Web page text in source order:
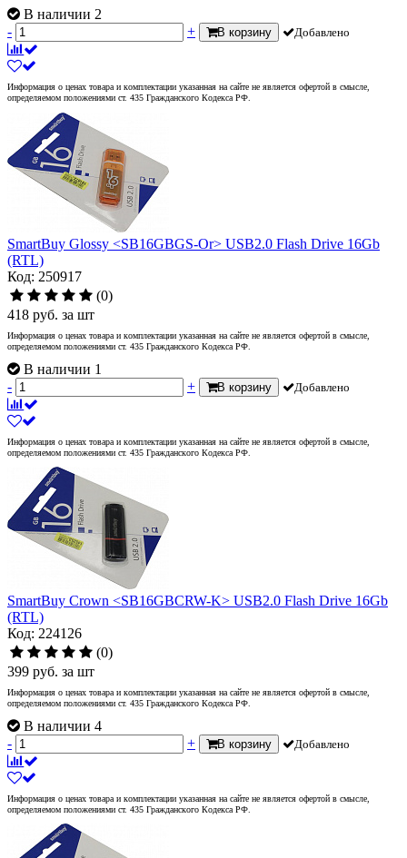
В наличии 2
-
+ В корзину Добавлено
Информация о ценах товара и комплектации указанная на сайте не является офертой в смысле,
определяемом положениями ст. 435 Гражданского Кодекса РФ.
SmartBuy Glossy <SB16GBGS-Or> USB2.0 Flash Drive 16Gb
(RTL)
Код: 250917
(0)
418 руб. за шт
Информация о ценах товара и комплектации указанная на сайте не является офертой в смысле,
определяемом положениями ст. 435 Гражданского Кодекса РФ.
В наличии 1
-
+ В корзину Добавлено
Информация о ценах товара и комплектации указанная на сайте не является офертой в смысле,
определяемом положениями ст. 435 Гражданского Кодекса РФ.
SmartBuy Crown <SB16GBCRW-K> USB2.0 Flash Drive 16Gb
(RTL)
Код: 224126
(0)
399 руб. за шт
Информация о ценах товара и комплектации указанная на сайте не является офертой в смысле,
определяемом положениями ст. 435 Гражданского Кодекса РФ.
В наличии 4
-
+ В корзину Добавлено
Информация о ценах товара и комплектации указанная на сайте не является офертой в смысле,
определяемом положениями ст. 435 Гражданского Кодекса РФ.